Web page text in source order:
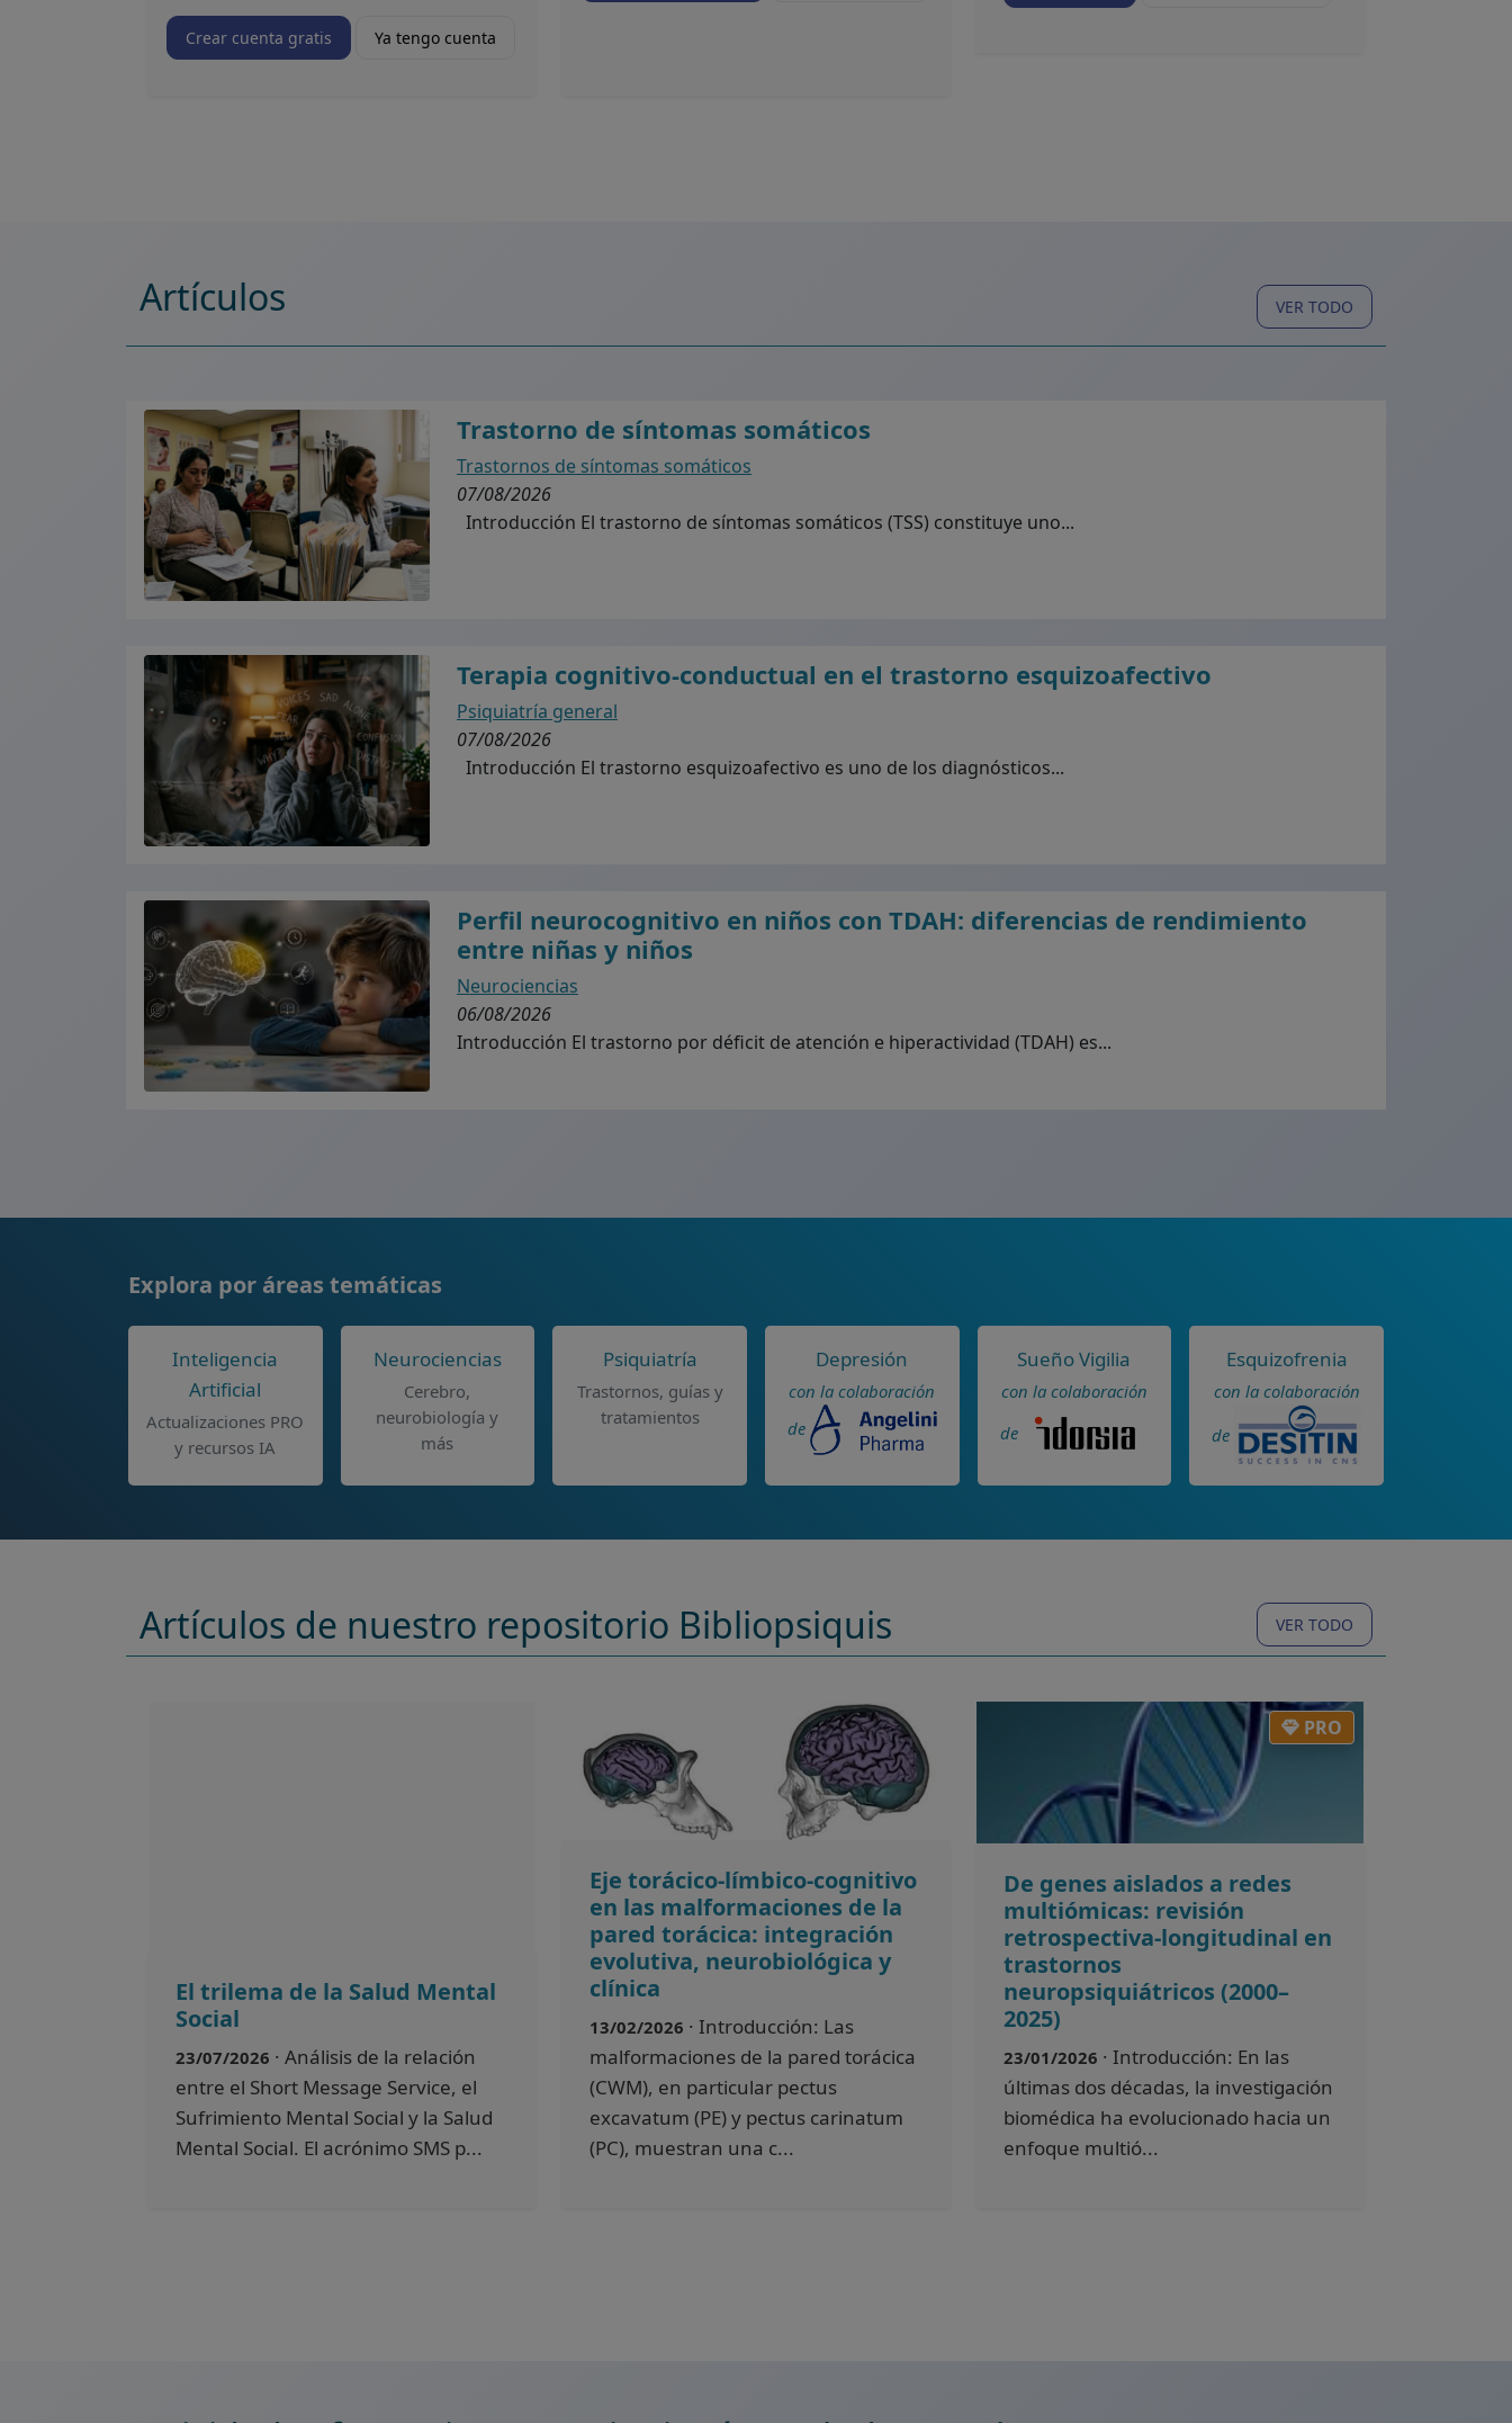
Crear cuenta gratis Ya tengo cuenta
Artículos VER TODO
Trastorno de síntomas somáticos
Trastornos de síntomas somáticos
07/08/2026
Introducción El trastorno de síntomas somáticos (TSS) constituye uno...
Terapia cognitivo-conductual en el trastorno esquizoafectivo
Psiquiatría general
07/08/2026
Introducción El trastorno esquizoafectivo es uno de los diagnósticos...
Perfil neurocognitivo en niños con TDAH: diferencias de rendimiento
entre niñas y niños
Neurociencias
06/08/2026
Introducción El trastorno por déficit de atención e hiperactividad (TDAH) es...
Explora por áreas temáticas
Inteligencia
Artificial
Actualizaciones PRO
y recursos IA
Neurociencias
Cerebro,
neurobiología y
más
Psiquiatría
Trastornos, guías y
tratamientos
Depresión
con la colaboración
de
Sueño Vigilia
con la colaboración
de
Esquizofrenia
con la colaboración
de
Artículos de nuestro repositorio Bibliopsiquis VER TODO
El trilema de la Salud Mental
Social
23/07/2026 · Análisis de la relación
entre el Short Message Service, el
Sufrimiento Mental Social y la Salud
Mental Social. El acrónimo SMS p...
Eje torácico-límbico-cognitivo
en las malformaciones de la
pared torácica: integración
evolutiva, neurobiológica y
clínica
13/02/2026 · Introducción: Las
malformaciones de la pared torácica
(CWM), en particular pectus
excavatum (PE) y pectus carinatum
(PC), muestran una c...
PRO
De genes aislados a redes
multiómicas: revisión
retrospectiva-longitudinal en
trastornos
neuropsiquiátricos (2000–
2025)
23/01/2026 · Introducción: En las
últimas dos décadas, la investigación
biomédica ha evolucionado hacia un
enfoque multió...